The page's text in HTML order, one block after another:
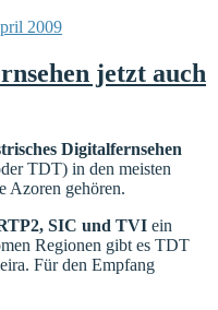
2009
jetzt auch
Digitalfernsehen
TDT) in den meisten
Azoren gehören.
SIC und TVI ein
Regionen gibt es TDT
Für den Empfang